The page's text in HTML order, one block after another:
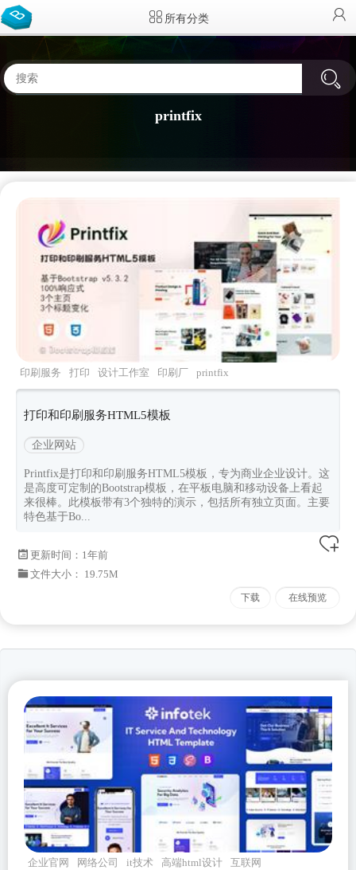
所有分类
printfix
印刷服务 打印 设计工作室 印刷厂 printfix
打印和印刷服务HTML5模板
企业网站
Printfix是打印和印刷服务HTML5模板，专为商业企业设计。这
是高度可定制的Bootstrap模板，在平板电脑和移动设备上看起
来很棒。此模板带有3个独特的演示，包括所有独立页面。主要
特色基于Bo...
更新时间： 1年前
文件大小： 19.75M
下载 在线预览
企业官网 网络公司 it技术 高端html设计
互联网